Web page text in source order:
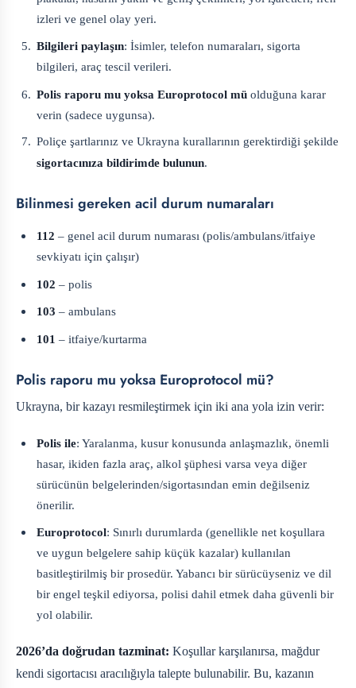
izleri ve genel olay yeri.
Bilgileri paylaşın: İsimler, telefon numaraları, sigorta
bilgileri, araç tescil verileri.
Polis raporu mu yoksa Europrotocol mü olduğuna karar
verin (sadece uygunsa).
Poliçe şartlarınız ve Ukrayna kurallarının gerektirdiği şekilde
sigortacınıza bildirimde bulunun.
Bilinmesi gereken acil durum numaraları
112 – genel acil durum numarası (polis/ambulans/itfaiye
sevkiyatı için çalışır)
102 – polis
103 – ambulans
101 – itfaiye/kurtarma
Polis raporu mu yoksa Europrotocol mü?
Ukrayna, bir kazayı resmileştirmek için iki ana yola izin verir:
Polis ile: Yaralanma, kusur konusunda anlaşmazlık, önemli
hasar, ikiden fazla araç, alkol şüphesi varsa veya diğer
sürücünün belgelerinden/sigortasından emin değilseniz
önerilir.
Europrotocol: Sınırlı durumlarda (genellikle net koşullara
ve uygun belgelere sahip küçük kazalar) kullanılan
basitleştirilmiş bir prosedür. Yabancı bir sürücüyseniz ve dil
bir engel teşkil ediyorsa, polisi dahil etmek daha güvenli bir
yol olabilir.
2026’da doğrudan tazminat: Koşullar karşılanırsa, mağdur
kendi sigortacısı aracılığıyla talepte bulunabilir. Bu, kazanın